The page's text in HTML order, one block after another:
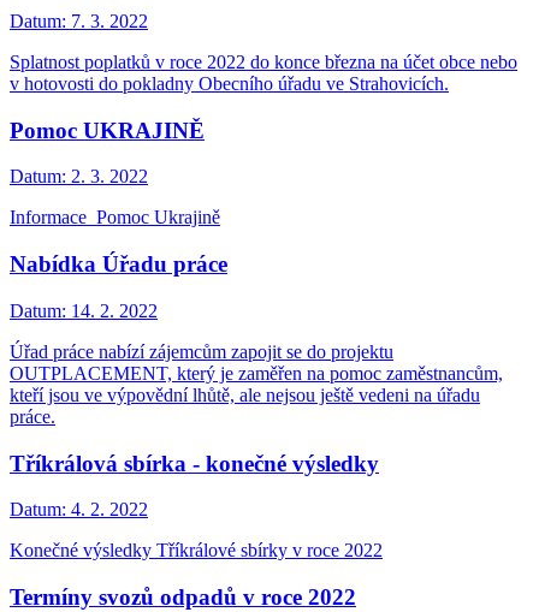
Datum: 7. 3. 2022
Splatnost poplatků v roce 2022 do konce března na účet obce nebo
v hotovosti do pokladny Obecního úřadu ve Strahovicích.
Pomoc UKRAJINĚ
Datum: 2. 3. 2022
Informace_Pomoc Ukrajině
Nabídka Úřadu práce
Datum: 14. 2. 2022
Úřad práce nabízí zájemcům zapojit se do projektu
OUTPLACEMENT, který je zaměřen na pomoc zaměstnancům,
kteří jsou ve výpovědní lhůtě, ale nejsou ještě vedeni na úřadu
práce.
Tříkrálová sbírka - konečné výsledky
Datum: 4. 2. 2022
Konečné výsledky Tříkrálové sbírky v roce 2022
Termíny svozů odpadů v roce 2022